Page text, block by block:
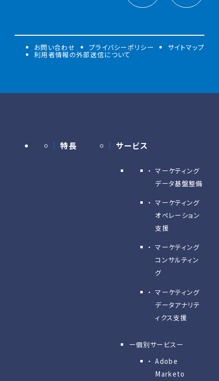
お問い合わせ プライバシーポリシー サイトマップ
利用者情報の外部送信について
特長 サービス
マーケティング
データ基盤整備
マーケティング
オペレーション
支援
マーケティング
コンサルティン
グ
マーケティング
データアナリテ
ィクス支援
ー個別サービスー
Adobe
Marketo